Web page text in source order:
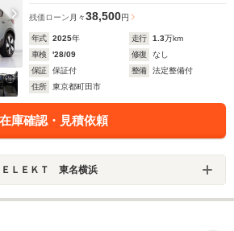
残価ローン 月々38,500円
年式 2025年 走行 1.3万km
車検
'28/09 修復
なし
保証
保証付 整備
法定整備付
住所
東京都町田市
在庫確認・見積依頼
ＬＥＫＴ 東名横浜